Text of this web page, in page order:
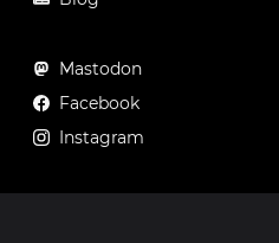
Mastodon
Facebook
Instagram